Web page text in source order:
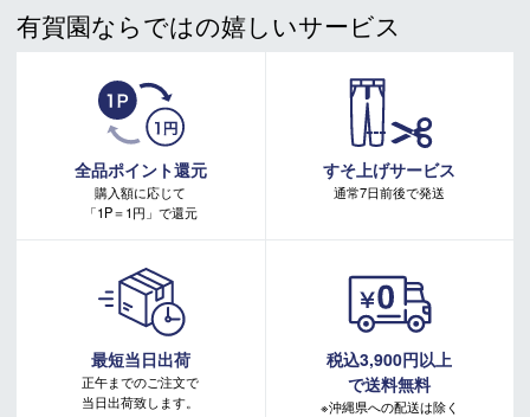
注意事項
おりますが、ご使用の画面環境によっては実際の商品と色が
異なって見える場合があります。予めご了承ください。
＊取扱商品は、日本正規品です。
＊商品情報はディーラーカタログを基に表記しております。
＊製造の時期により、デザインが商品画像と異なる場合がご
ざいます。
＊店頭在庫と共有をしております。タイミングにより完売す
る場合がございます。
＊商品に質問などある場合は、ご購入前にショップまでお問
い合わせください。
注意事項：
・有賀園ポイントの獲得には別途ログイン/新規登録が必要です。
・本特典は予告なく変更・中止させて頂く場合があります。
・本キャンペーンの特典を受ける場合、ドコモ専用ページでエントリーが必要です。
詳しくはこちらをご確認ください。
キャンペーンページ
有賀園ならではの嬉しいサービス
全品ポイント還元
購入額に応じて
「1P＝1円」で還元
すそ上げサービス
通常7日前後で発送
最短当日出荷
正午までのご注文で
当日出荷致します。
税込3,900円以上
で送料無料
※沖縄県への配送は除く